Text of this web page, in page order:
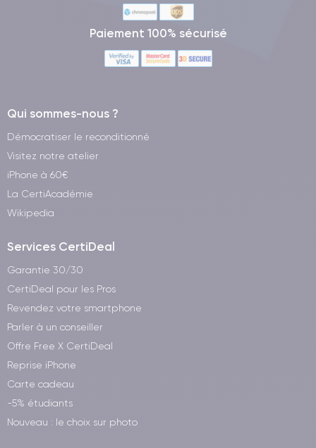
Paiement 100% sécurisé
Qui sommes-nous ?
Démocratiser le reconditionné
Visitez notre atelier
iPhone à 60€
La CertiAcadémie
Wikipedia
Services CertiDeal
Garantie 30/30
CertiDeal pour les Pros
Revendez votre smartphone
Parler à un conseiller
Offre Free X CertiDeal
Reprise iPhone
Carte cadeau
-5% étudiants
Nouveau : le choix sur photo